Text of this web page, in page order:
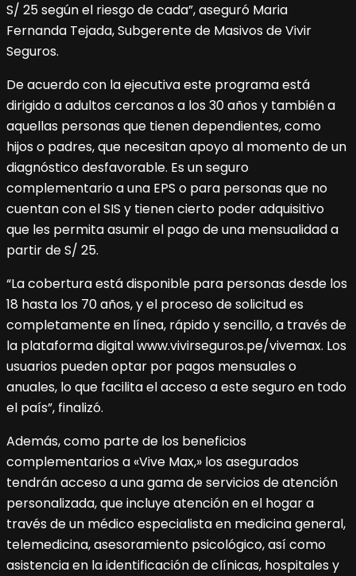
S/ 25 según el riesgo de cada”, aseguró Maria
Fernanda Tejada, Subgerente de Masivos de Vivir
Seguros.
De acuerdo con la ejecutiva este programa está
dirigido a adultos cercanos a los 30 años y también a
aquellas personas que tienen dependientes, como
hijos o padres, que necesitan apoyo al momento de un
diagnóstico desfavorable. Es un seguro
complementario a una EPS o para personas que no
cuentan con el SIS y tienen cierto poder adquisitivo
que les permita asumir el pago de una mensualidad a
partir de S/ 25.
“La cobertura está disponible para personas desde los
18 hasta los 70 años, y el proceso de solicitud es
completamente en línea, rápido y sencillo, a través de
la plataforma digital www.vivirseguros.pe/vivemax. Los
usuarios pueden optar por pagos mensuales o
anuales, lo que facilita el acceso a este seguro en todo
el país”, finalizó.
Además, como parte de los beneficios
complementarios a «Vive Max,» los asegurados
tendrán acceso a una gama de servicios de atención
personalizada, que incluye atención en el hogar a
través de un médico especialista en medicina general,
telemedicina, asesoramiento psicológico, así como
asistencia en la identificación de clínicas, hospitales y